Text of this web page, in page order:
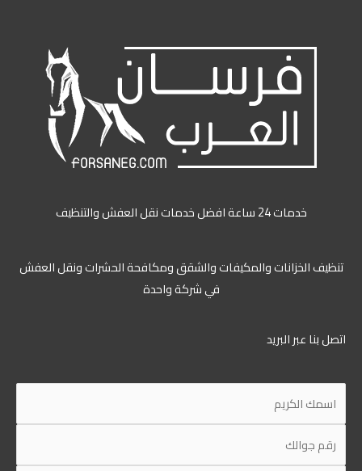
خدمات 24 ساعة افضل خدمات نقل العفش والتنظيف
الخزانات والمكيفات والشقق ومكافحة الحشرات ونقل العفش
في شركة واحدة
بنا عبر البريد